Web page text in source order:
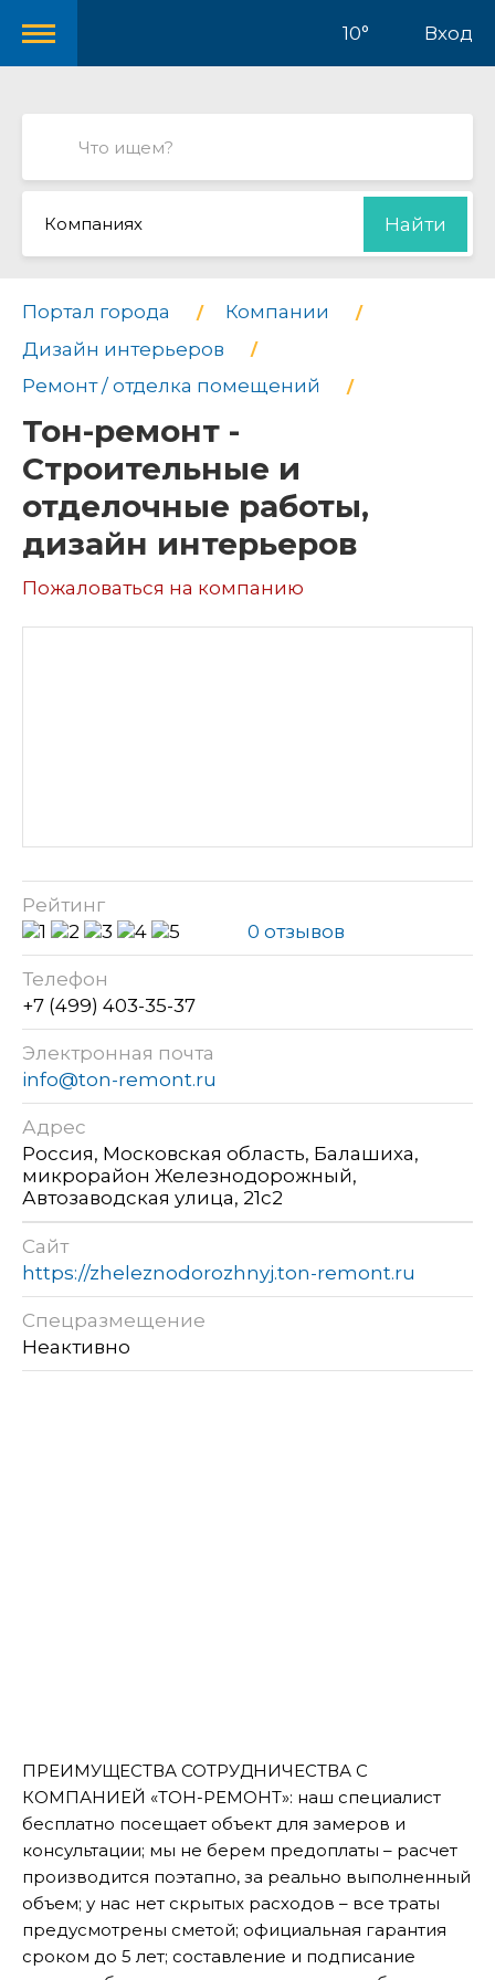
10° Вход
Компаниях Найти
Портал города
Компании
Дизайн интерьеров
Ремонт / отделка помещений
Тон-ремонт -
Строительные и
отделочные работы,
дизайн интерьеров
Пожаловаться на компанию
Рейтинг
0 отзывов
Телефон
+7 (499) 403-35-37
Электронная почта
info@ton-remont.ru
Адрес
Россия, Московская область, Балашиха,
микрорайон Железнодорожный,
Автозаводская улица, 21с2
Сайт
https://zheleznodorozhnyj.ton-remont.ru
Спецразмещение
Неактивно
ПРЕИМУЩЕСТВА СОТРУДНИЧЕСТВА С
КОМПАНИЕЙ «ТОН-РЕМОНТ»: наш специалист
бесплатно посещает объект для замеров и
консультации; мы не берем предоплаты – расчет
производится поэтапно, за реально выполненный
объем; у нас нет скрытых расходов – все траты
предусмотрены сметой; официальная гарантия
сроком до 5 лет; составление и подписание